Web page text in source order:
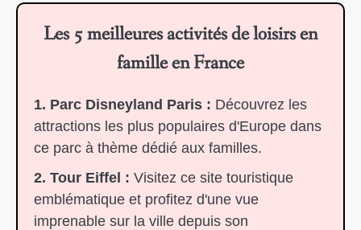
Les 5 meilleures activités de loisirs en
famille en France
1. Parc Disneyland Paris : Découvrez les
attractions les plus populaires d'Europe dans
ce parc à thème dédié aux familles.
2. Tour Eiffel : Visitez ce site touristique
emblématique et profitez d'une vue
imprenable sur la ville depuis son